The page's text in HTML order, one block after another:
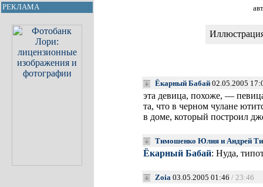
РЕКЛАМА
Ёкарный Бабай 02.05.2005
эта девица, похоже, —
та, что в черном чулане
в доме, который построил
Тимошенко Юлия и Андрей
Ёкарный Бабай: Нуда,
Zoia 03.05.2005 01:46 / 23:46